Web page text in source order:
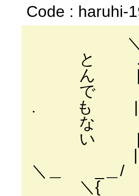
Code : haruhi-
＼
と .|
ん |
で |
. も | /: :
な | /イ:
い | }
| 〈ヾ
＼＿ _
＼{ ∧二